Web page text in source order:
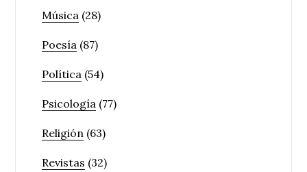
Música (28)
Poesía (87)
Política (54)
Psicología (77)
Religión (63)
Revistas (32)